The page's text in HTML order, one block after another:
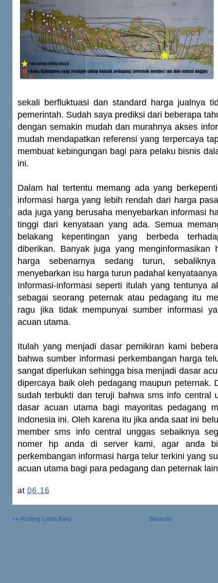
sekali berfluktuasi dan standard harga jualnya
pemerintah. Sudah saya prediksi dari beberapa
dengan semakin mudah dan murahnya akses
mudah mendapatkan referensi yang terpercaya
membuat kebingungan bagi para pelaku bisnis
ini.
Dalam hal tertentu memang ada yang
informasi harga yang lebih rendah dari harga
ada juga yang berusaha menyebarkan informasi
tinggi dari kenyataan yang ada. Semua
belakang kepentingan yang berbeda
diberikan. Banyak juga yang menginformasikan
harga sebenarnya sedang turun,
menyebarkan isu harga turun padahal
Informasi-informasi seperti itulah yang tentunya
sebagai seorang peternak atau pedagang itu
ragu jika tidak mempunyai sumber informasi
acuan utama.
Itulah yang menjadi dasar pemikiran kami
bahwa sumber informasi perkembangan harga
sangat diperlukan sehingga bisa menjadi dasar
dipercaya baik oleh pedagang maupun peternak.
sudah terbukti dan teruji bahwa sms info central
dasar acuan utama bagi mayoritas pedagang
Indonesia ini. Oleh karena itu jika anda saat ini
member sms info central unggas sebaiknya
nomer hp anda di server kami, agar anda
perkembangan informasi harga telur terkini yang
acuan utama bagi para pedagang dan peternak
at06.16
«« Posting Lebih Baru Beranda